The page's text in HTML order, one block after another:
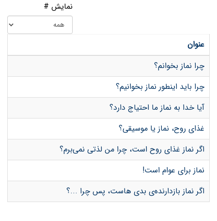
نمایش #
عنوان
چرا نماز بخوانم؟
چرا باید اینطور نماز بخوانیم؟
آیا خدا به نماز ما احتیاج دارد؟
غذای روح، نماز یا موسیقی؟
اگر نماز غذای روح است، چرا من لذتی نمی‌برم؟
نماز برای عوام است!
اگر نماز بازدارنده‌ی بدی هاست، پس چرا ...؟